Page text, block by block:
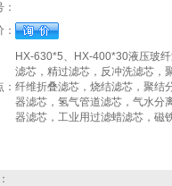
HX-630*5、HX-400*30液压玻
滤芯，精过滤芯，反冲洗滤芯，
纤维折叠滤芯，烧结滤芯，聚结
器滤芯，氢气管道滤芯，气水分
器滤芯，工业用过滤蜡滤芯，磁